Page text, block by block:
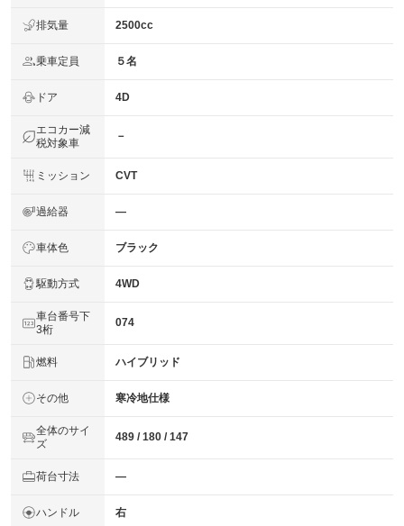
排気量 2500cc
乗車定員 ５名
ドア 4D
エコカー減
税対象車
－
ミッション CVT
過給器 ―
車体色 ブラック
駆動方式 4WD
車台番号下
3桁
074
燃料 ハイブリッド
その他 寒冷地仕様
全体のサイ
ズ
489 / 180 / 147
荷台寸法 ―
ハンドル 右